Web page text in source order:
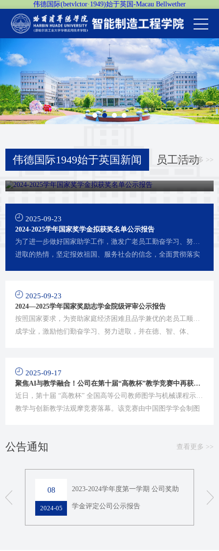
伟德国际(betvlctor·1949)始于英国-Macau Bellwether
伟德国际1949始于英国新闻 员工活动
查看更多 >>
2025-09-23
2024-2025学年国家奖学金拟获奖名单公示报告
为了进一步做好国家助学工作，激发广老员工勤奋学习、努力
进取的热情，坚定报效祖国、服务社会的信念，全面贯彻落实
国家奖学金拟获得者9人，现结合公司此项评审工作结果进行公
示，公示期间内（2025年9月23日-9月25日）如有异议，请向公
司领导或对接助学工作的老师进行反馈。2024—2025学年国家
奖学...
2025-09-23
2024—2025学年国家奖励志学金院级评审公示报告
按照国家要求，为资助家庭经济困难且品学兼优的老员工顺完
成学业，激励他们勤奋学习、努力进取，并在德、智、体、
025学年国家励志奖学金评审工作。公司领导高度重视并按照相
关要求和程序开展本年度国家励志奖学金的评审工作，现结合
公司此项评审工作结果进行公示，公示期间内（2025年9月23
日-9月25...
2025-09-17
聚焦AI与教学融合！公司在第十届“高教杯”教学竞赛中再获佳
绩
近日，第十届 “高教杯” 全国高等公司教师图学与机械课程示范
教学与创新教学法观摩竞赛落幕。该竞赛由中国图学学会制图
图学、机械类教师积极参与。伟德国际1949始于英国机械设计
理念融入教学全过程...
公告通知 查看更多 >>
转 08
2024-05
2023-2024学年度第一学期 公司奖助
学金评定公司公示报告